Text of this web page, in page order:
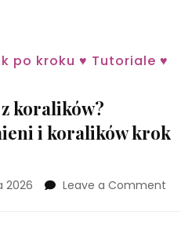
po kroku ♥ Tutoriale ♥
koralików?
i koralików krok
2026 Leave a Comment